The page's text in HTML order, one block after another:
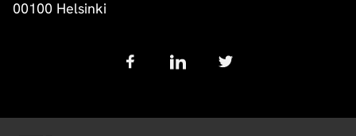
00100 Helsinki